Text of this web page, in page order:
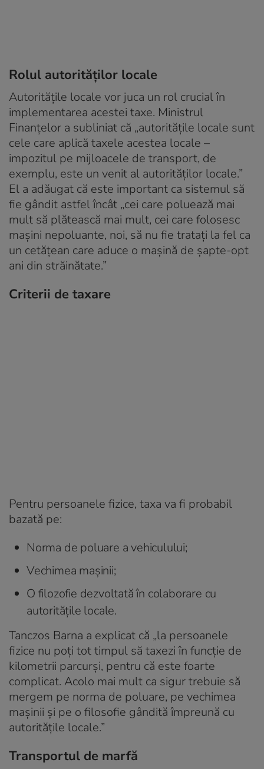
Rolul autorităților locale
Autoritățile locale vor juca un rol crucial în
implementarea acestei taxe. Ministrul
Finanțelor a subliniat că „autorităţile locale sunt
cele care aplică taxele acestea locale –
impozitul pe mijloacele de transport, de
exemplu, este un venit al autorităţilor locale.”
El a adăugat că este important ca sistemul să
fie gândit astfel încât „cei care poluează mai
mult să plătească mai mult, cei care folosesc
maşini nepoluante, noi, să nu fie trataţi la fel ca
un cetăţean care aduce o maşină de şapte-opt
ani din străinătate.”
Criterii de taxare
Pentru persoanele fizice, taxa va fi probabil
bazată pe:
Norma de poluare a vehiculului;
Vechimea mașinii;
O filozofie dezvoltată în colaborare cu
autoritățile locale.
Tanczos Barna a explicat că „la persoanele
fizice nu poţi tot timpul să taxezi în funcţie de
kilometrii parcurşi, pentru că este foarte
complicat. Acolo mai mult ca sigur trebuie să
mergem pe norma de poluare, pe vechimea
maşinii şi pe o filosofie gândită împreună cu
autorităţile locale.”
Transportul de marfă